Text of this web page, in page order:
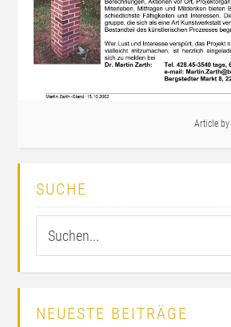
Article by
SUCHE
NEUESTE BEITRÄGE